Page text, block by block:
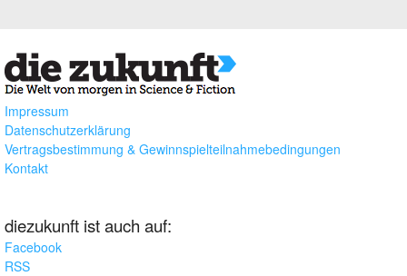
Impressum
Datenschutzerklärung
Vertragsbestimmung & Gewinnspielteilnahmebedingungen
Kontakt
diezukunft ist auch auf:
Facebook
RSS